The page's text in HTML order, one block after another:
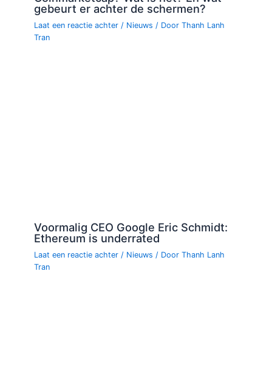
gebeurt er achter de schermen?
Laat een reactie achter / Nieuws / DoorThanh Lanh
Tran
Voormalig CEO Google Eric Schmidt:
Ethereum is underrated
Laat een reactie achter / Nieuws / DoorThanh Lanh
Tran